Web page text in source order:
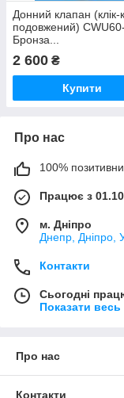
Донний клапан (клік-
подовжений)
Бронза...
2 600 ₴
Купити
Про нас
100%
Працює з
м. Дніпро
Днепр, Дніпро,
Контакти
Сьогодні
Показати
Про нас
Контакти